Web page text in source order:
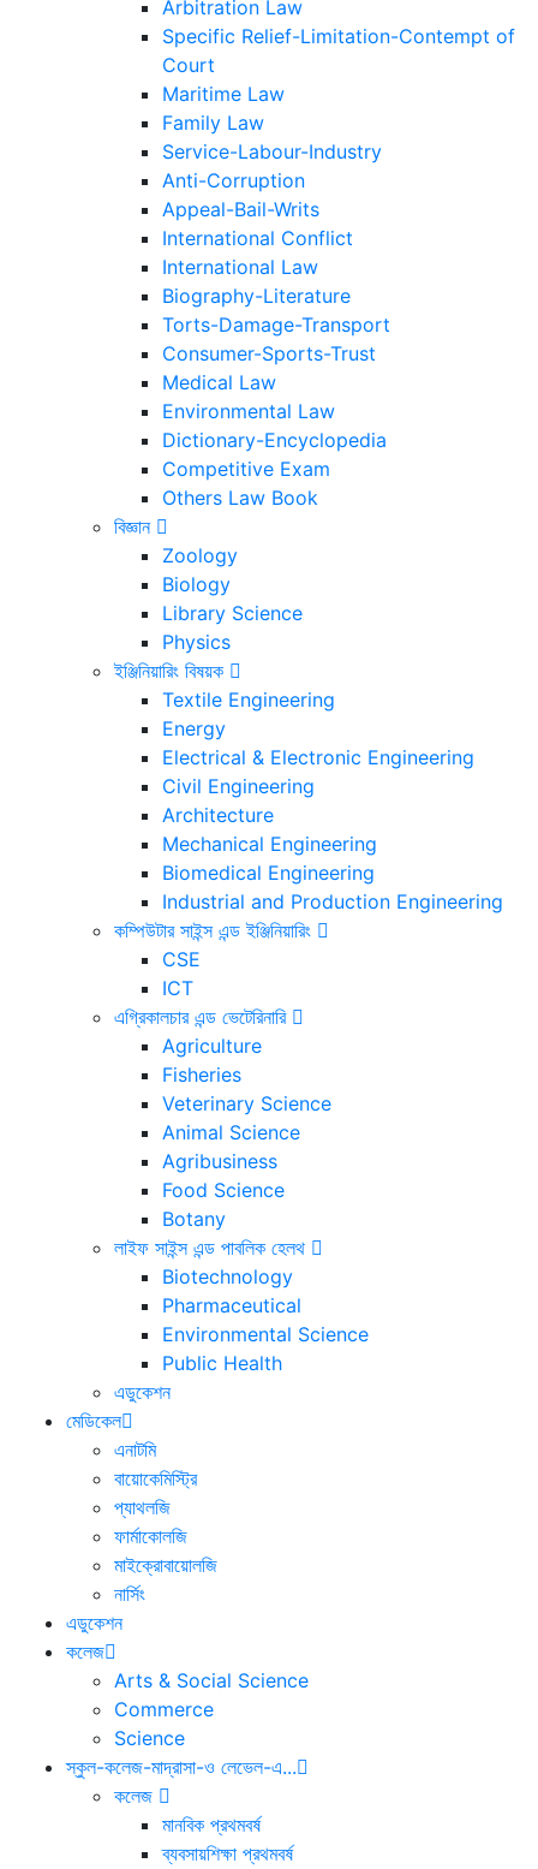
Arbitration Law
Specific Relief-Limitation-Contempt of
Court
Maritime Law
Family Law
Service-Labour-Industry
Anti-Corruption
Appeal-Bail-Writs
International Conflict
International Law
Biography-Literature
Torts-Damage-Transport
Consumer-Sports-Trust
Medical Law
Environmental Law
Dictionary-Encyclopedia
Competitive Exam
Others Law Book
বিজ্ঞান
Zoology
Biology
Library Science
Physics
ইঞ্জিনিয়ারিং বিষয়ক
Textile Engineering
Energy
Electrical & Electronic Engineering
Civil Engineering
Architecture
Mechanical Engineering
Biomedical Engineering
Industrial and Production Engineering
কম্পিউটার সাইন্স এন্ড ইঞ্জিনিয়ারিং
CSE
ICT
এগ্রিকালচার এন্ড ভেটেরিনারি
Agriculture
Fisheries
Veterinary Science
Animal Science
Agribusiness
Food Science
Botany
লাইফ সাইন্স এন্ড পাবলিক হেলথ
Biotechnology
Pharmaceutical
Environmental Science
Public Health
এডুকেশন
মেডিকেল
এনাটমি
বায়োকেমিস্ট্রি
প্যাথলজি
ফার্মাকোলজি
মাইক্রোবায়োলজি
নার্সিং
এডুকেশন
কলেজ
Arts & Social Science
Commerce
Science
স্কুল-কলেজ-মাদ্রাসা-ও লেভেল-এ...
কলেজ
মানবিক প্রথমবর্ষ
ব্যবসায়শিক্ষা প্রথমবর্ষ